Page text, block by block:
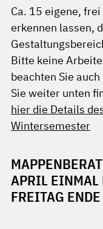
Ca. 15 eigene,
erkennen lassen,
Bitte keine
beachten Sie
Sie weiter unten
hier die Details
Wintersemester
APRIL EINMAL
FREITAG